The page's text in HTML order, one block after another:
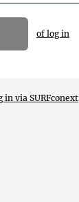
of log in
in via SURFconext